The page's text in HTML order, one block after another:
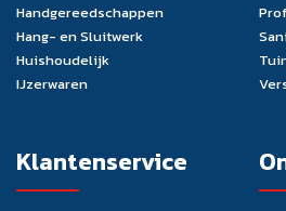
Handgereedschappen
Hang- en Sluitwerk
Huishoudelijk
IJzerwaren
Klantenservice